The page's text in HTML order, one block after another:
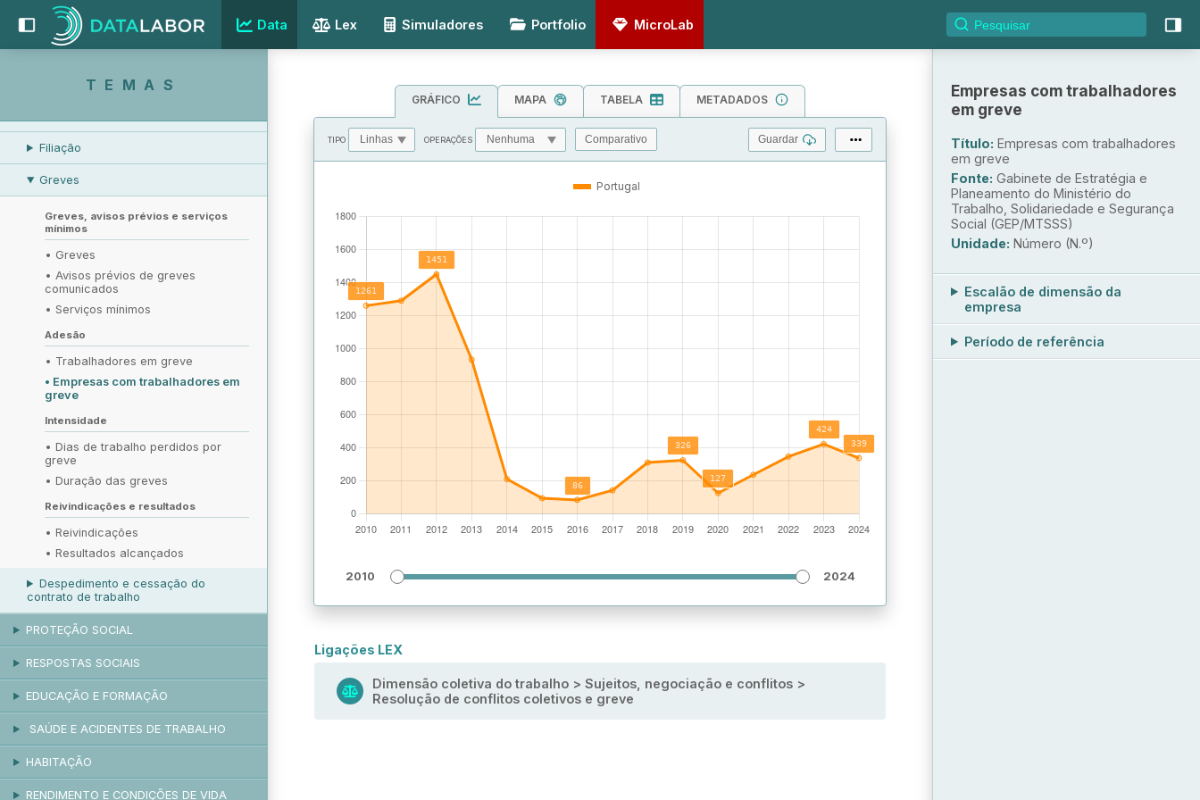
Data Lex Simuladores Portfolio MicroLab
TEMAS
EMPREGO E DESEMPREGO
REMUNERAÇÃO
Filiação
Greves
Greves, avisos prévios e serviços
mínimos
• Greves
• Avisos prévios de greves
comunicados
• Serviços mínimos
Adesão
• Trabalhadores em greve
• Empresas com trabalhadores em
greve
Intensidade
• Dias de trabalho perdidos por
greve
• Duração das greves
Reivindicações e resultados
• Reivindicações
• Resultados alcançados
Despedimento e cessação do
contrato de trabalho
PROTEÇÃO SOCIAL
RESPOSTAS SOCIAIS
EDUCAÇÃO E FORMAÇÃO
SAÚDE E ACIDENTES DE TRABALHO
HABITAÇÃO
RENDIMENTO E CONDIÇÕES DE VIDA
GRÁFICO MAPA TABELA METADADOS
TIPO OPERAÇÕES Comparativo Guardar
Portugal
2010 2024
Ligações LEX
Dimensão coletiva do trabalho > Sujeitos, negociação e conflitos >
Resolução de conflitos coletivos e greve
Empresas com trabalhadores
em greve
Título: Empresas com trabalhadores
em greve
Fonte: Gabinete de Estratégia e
Planeamento do Ministério do
Trabalho, Solidariedade e Segurança
Social (GEP/MTSSS)
Unidade: Número (N.º)
Escalão de dimensão da
empresa
Período de referência